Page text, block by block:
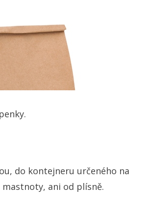
do kontejneru určeného na
ani od plísně.